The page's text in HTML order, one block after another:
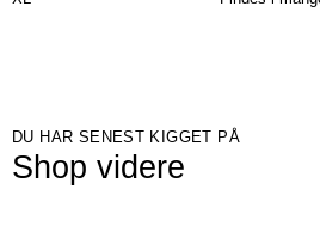
DU HAR SENEST KIGGET PÅ
Shop videre